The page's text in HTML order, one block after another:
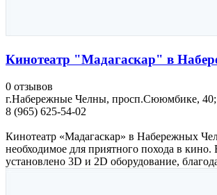
Кинотеатр "Мадагаскар" в
0 отзывов
г.Набережные Челны, просп.Сююмбике,
8 (965) 625-54-02
Кинотеатр «Мадагаскар» в Набережных
необходимое для приятного похода в кино.
установлено 3D и 2D оборудование,